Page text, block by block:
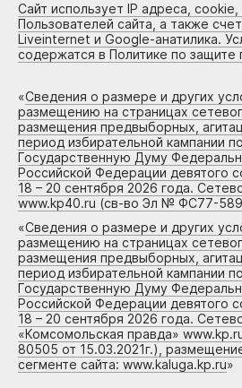
Сайт использует IP адреса,
Пользователей сайта, а также
Liveinternet и Google-анатилика.
содержатся в Политике по защите
«Сведения о размере и других
размещению на страницах
размещения предвыборных,
период избирательной кампании
Государственную Думу
Российской Федерации девятого
18 – 20 сентября 2026 года.
www.kp40.ru (св-во Эл № ФС77-
«Сведения о размере и других
размещению на страницах
размещения предвыборных,
период избирательной кампании
Государственную Думу
Российской Федерации девятого
18 – 20 сентября 2026 года.
«Комсомольская правда»
80505 от 15.03.2021г.),
сегменте сайта: www.kaluga.kp.ru»